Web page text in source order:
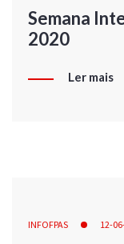
Semana
2020
Ler mais
INFOFPAS 12-